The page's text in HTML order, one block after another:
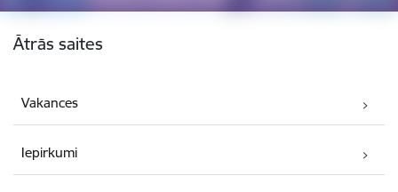
Kājene
Ātrās saites
Vakances
Iepirkumi